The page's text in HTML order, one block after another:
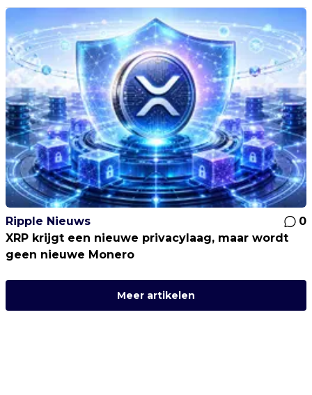
Ripple Nieuws
0
XRP krijgt een nieuwe privacylaag, maar wordt
geen nieuwe Monero
Meer artikelen